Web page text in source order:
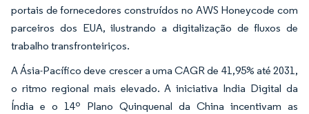
portais de fornecedores construídos no AWS Honeycode com
parceiros dos EUA, ilustrando a digitalização de fluxos de
trabalho transfronteiriços.
A Ásia-Pacífico deve crescer a uma CAGR de 41,95% até 2031,
o ritmo regional mais elevado. A iniciativa India Digital da
Índia e o 14º Plano Quinquenal da China incentivam as